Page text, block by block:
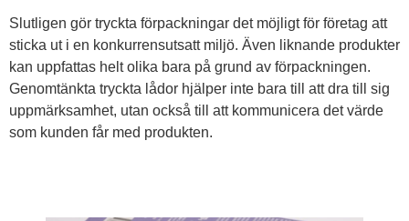
Slutligen gör tryckta förpackningar det möjligt för företag att
sticka ut i en konkurrensutsatt miljö. Även liknande produkter
kan uppfattas helt olika bara på grund av förpackningen.
Genomtänkta tryckta lådor hjälper inte bara till att dra till sig
uppmärksamhet, utan också till att kommunicera det värde
som kunden får med produkten.